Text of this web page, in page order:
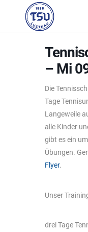
– Mi
Die
Tage
Langeweile
alle Kinder
gibt es ein
Übungen.
Flyer.
Unser
drei Tage